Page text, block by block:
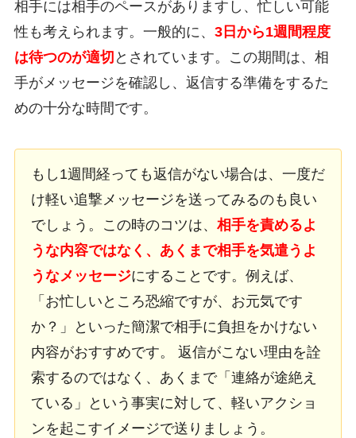
相手には相手のペースがありますし、忙しい可能
性も考えられます。一般的に、 3日から1週間程度
は待つのが適切 とされています。この期間は、相
手がメッセージを確認し、返信する準備をするた
めの十分な時間です。
もし1週間経っても返信がない場合は、一度だ
け軽い追撃メッセージを送ってみるのも良い
でしょう。この時のコツは、 相手を責めるよ
うな内容ではなく、あくまで相手を気遣うよ
うなメッセージにすることです。例えば、
「お忙しいところ恐縮ですが、お元気です
か？」といった簡潔で相手に負担をかけない
内容がおすすめです。 返信がこない理由を詮
索するのではなく、あくまで「連絡が途絶え
ている」という事実に対して、軽いアクショ
ンを起こすイメージで送りましょう。